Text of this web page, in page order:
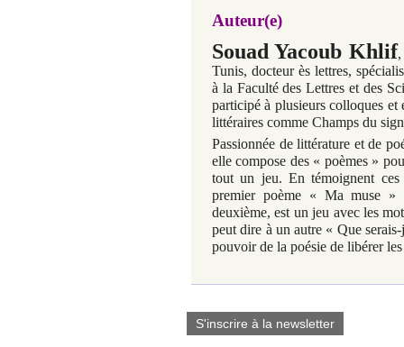
Auteur(e)
Souad Yacoub Khlif,
Tunis, docteur ès lettres,
à la Faculté des Lettres et des
participé à plusieurs colloques et
littéraires comme Champs du
Passionnée de littérature et de
elle compose des « poèmes »
tout un jeu. En témoignent
premier poème « Ma muse »
deuxième, est un jeu avec les
peut dire à un autre « Que
pouvoir de la poésie de libérer
S'inscrire à la newsletter